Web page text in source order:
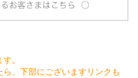
。
、下部にございますリンクも